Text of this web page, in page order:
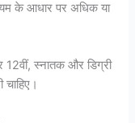
के आधार पर अधिक या
12वीं, स्नातक और डिग्री